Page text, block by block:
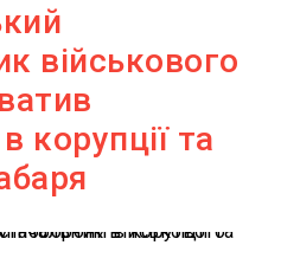
військового
корупції та